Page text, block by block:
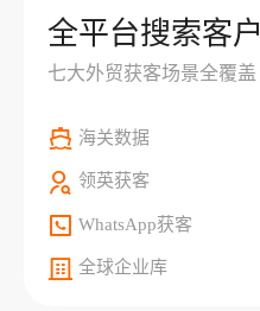
全平台搜索客户
七大外贸获客场景全覆盖
海关数据
领英获客
WhatsApp获客
全球企业库